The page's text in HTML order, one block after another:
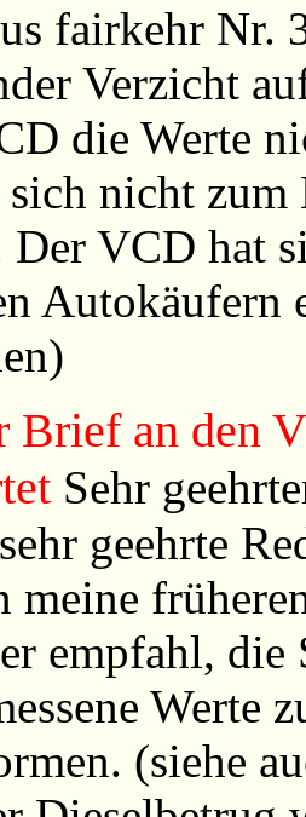
fairkehr
Verzicht
die Werte
nicht
Der VCD hat
Autokäufern
Brief an den
Sehr
geehrte
meine
empfahl,
Werte
(siehe